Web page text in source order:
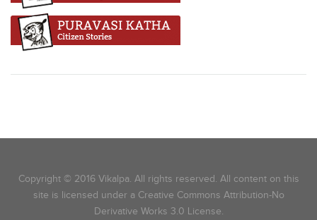
Copyright © 2016 Vikalpa. All rights reserved. All content on this
site is licensed under a Creative Commons Attribution-No
Derivative Works 3.0 License.